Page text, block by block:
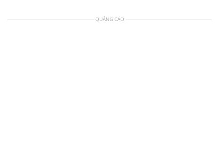
QUẢNG CÁO